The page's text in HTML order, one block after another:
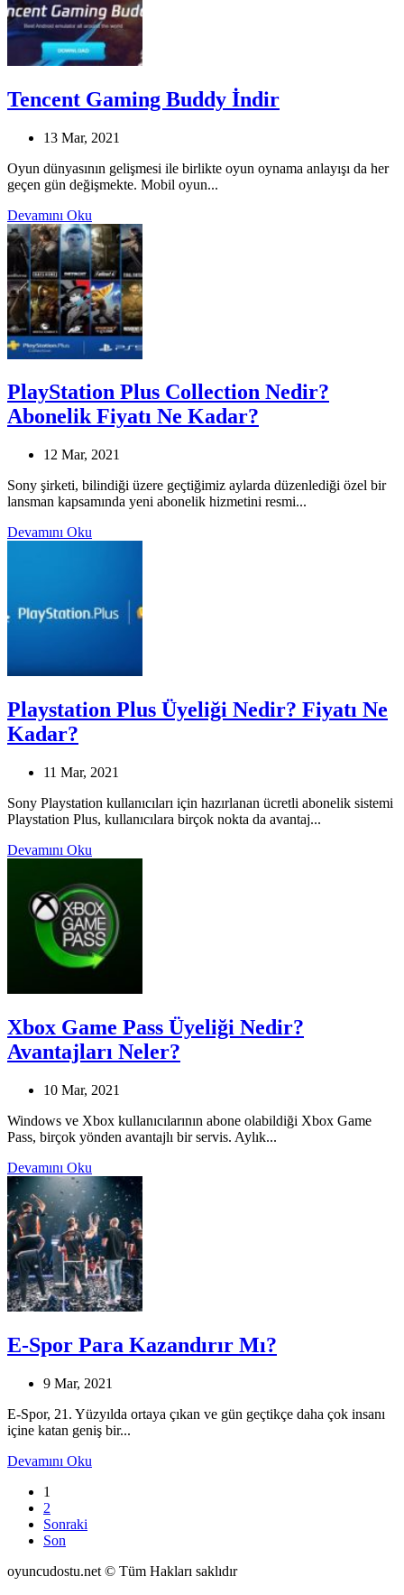
Tencent Gaming Buddy İndir
13 Mar, 2021
Oyun dünyasının gelişmesi ile birlikte oyun oynama anlayışı da her
geçen gün değişmekte. Mobil oyun...
Devamını Oku
PlayStation Plus Collection Nedir?
Abonelik Fiyatı Ne Kadar?
12 Mar, 2021
Sony şirketi, bilindiği üzere geçtiğimiz aylarda düzenlediği özel bir
lansman kapsamında yeni abonelik hizmetini resmi...
Devamını Oku
Playstation Plus Üyeliği Nedir? Fiyatı Ne
Kadar?
11 Mar, 2021
Sony Playstation kullanıcıları için hazırlanan ücretli abonelik sistemi
Playstation Plus, kullanıcılara birçok nokta da avantaj...
Devamını Oku
Xbox Game Pass Üyeliği Nedir?
Avantajları Neler?
10 Mar, 2021
Windows ve Xbox kullanıcılarının abone olabildiği Xbox Game
Pass, birçok yönden avantajlı bir servis. Aylık...
Devamını Oku
E-Spor Para Kazandırır Mı?
9 Mar, 2021
E-Spor, 21. Yüzyılda ortaya çıkan ve gün geçtikçe daha çok insanı
içine katan geniş bir...
Devamını Oku
1
2
Sonraki
Son
oyuncudostu.net © Tüm Hakları saklıdır